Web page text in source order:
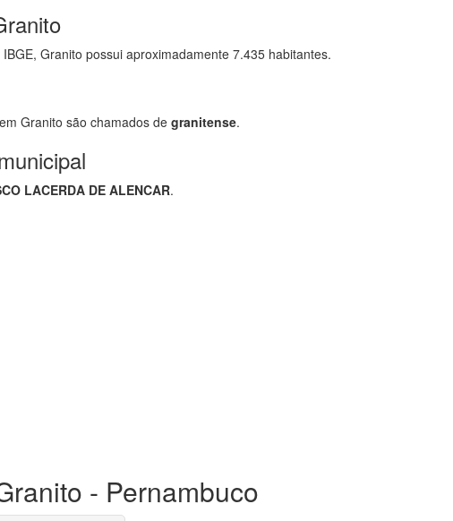
Granito possui aproximadamente 7.435 habitantes.
Granito são chamados degranitense.
LACERDA DE ALENCAR.
- Pernambuco